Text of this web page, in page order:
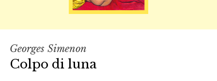
Georges Simenon
Colpo di luna